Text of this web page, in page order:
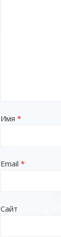
Имя *
Email *
Сайт